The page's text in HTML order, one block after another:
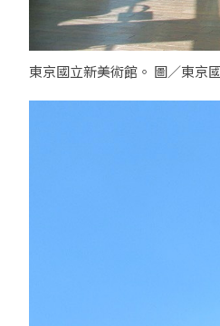
東京國立新美術館。 圖／東京